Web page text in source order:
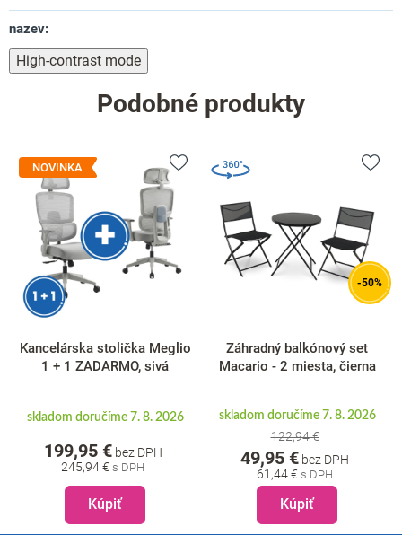
nazev:
High-contrast mode
Podobné produkty
NOVINKA
Kancelárska stolička Meglio
1 + 1 ZADARMO, sivá
skladom doručíme 7. 8. 2026
245,94 €
199,95 €bez DPH
Kúpiť
-50%
Záhradný balkónový set
Macario - 2 miesta, čierna
skladom doručíme 7. 8. 2026
122,94 €
61,44 €
49,95 € bez DPH
Kúpiť